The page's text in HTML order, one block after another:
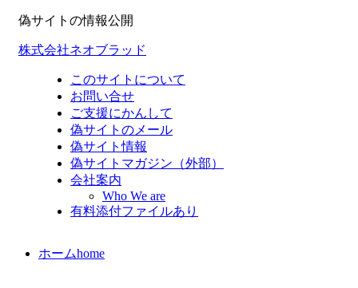
偽サイトの情報公開
株式会社ネオブラッド
このサイトについて
お問い合せ
ご支援にかんして
偽サイトのメール
偽サイト情報
偽サイトマガジン（外部）
会社案内
Who We are
有料添付ファイルあり
ホームhome